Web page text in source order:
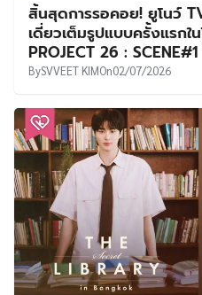
สิ้นสุดการรอคอย! ยูโนว์
เดี่ยวเต็มรูปแบบครั้งแรกใ
PROJECT 26 :
BySVVEET KIMOn02/07/2026